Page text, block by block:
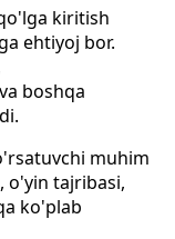
kiritish
ehtiyoj bor.
boshqa
muhim
o'yin tajribasi,
ko'plab